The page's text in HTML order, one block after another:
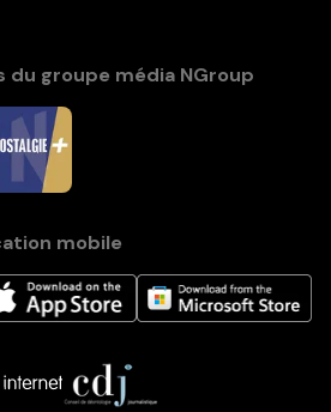
du groupe média NGroup
mobile